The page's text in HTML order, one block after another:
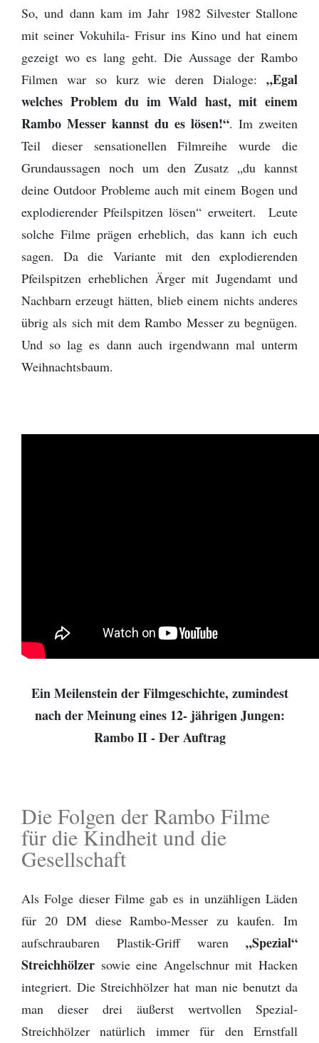
So, und dann kam im Jahr 1982 Silvester Stallone
mit seiner Vokuhila- Frisur ins Kino und hat einem
gezeigt wo es lang geht. Die Aussage der Rambo
Filmen war so kurz wie deren Dialoge: „Egal
welches Problem du im Wald hast, mit einem
Rambo Messer kannst du es lösen!“. Im zweiten
Teil dieser sensationellen Filmreihe wurde die
Grundaussagen noch um den Zusatz „du kannst
deine Outdoor Probleme auch mit einem Bogen und
explodierender Pfeilspitzen lösen“ erweitert. Leute
solche Filme prägen erheblich, das kann ich euch
sagen. Da die Variante mit den explodierenden
Pfeilspitzen erheblichen Ärger mit Jugendamt und
Nachbarn erzeugt hätten, blieb einem nichts anderes
übrig als sich mit dem Rambo Messer zu begnügen.
Und so lag es dann auch irgendwann mal unterm
Weihnachtsbaum.
Ein Meilenstein der Filmgeschichte, zumindest
nach der Meinung eines 12- jährigen Jungen:
Rambo II - Der Auftrag
Die Folgen der Rambo Filme
für die Kindheit und die
Gesellschaft
Als Folge dieser Filme gab es in unzähligen Läden
für 20 DM diese Rambo-Messer zu kaufen. Im
aufschraubaren Plastik-Griff waren „Spezial“
Streichhölzer sowie eine Angelschnur mit Hacken
integriert. Die Streichhölzer hat man nie benutzt da
man dieser drei äußerst wertvollen Spezial-
Streichhölzer natürlich immer für den Ernstfall